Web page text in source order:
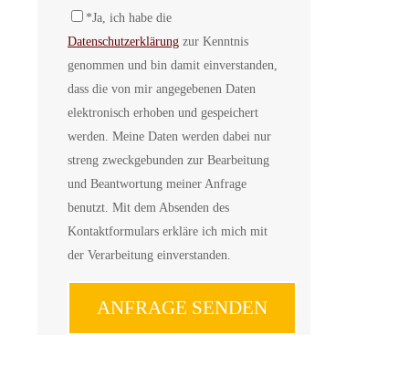
*Ja, ich habe die
Datenschutzerklärung zur Kenntnis
genommen und bin damit einverstanden,
dass die von mir angegebenen Daten
elektronisch erhoben und gespeichert
werden. Meine Daten werden dabei nur
streng zweckgebunden zur Bearbeitung
und Beantwortung meiner Anfrage
benutzt. Mit dem Absenden des
Kontaktformulars erkläre ich mich mit
der Verarbeitung einverstanden.